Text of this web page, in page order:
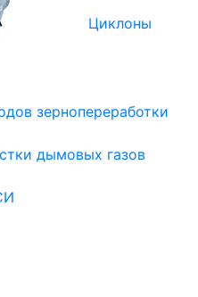
Циклоны
зернопереработки
дымовых газов